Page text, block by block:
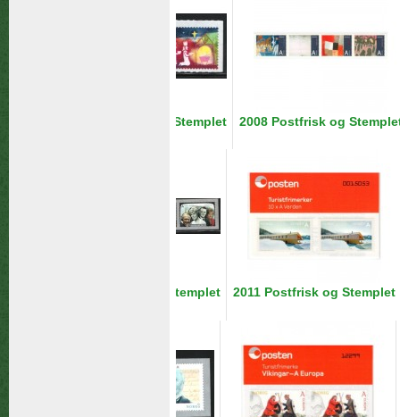
2007 Postfrisk og Stemplet 2008 Postfrisk og
2010 Postfrisk og Stemplet 2011 Postfrisk og Stemplet